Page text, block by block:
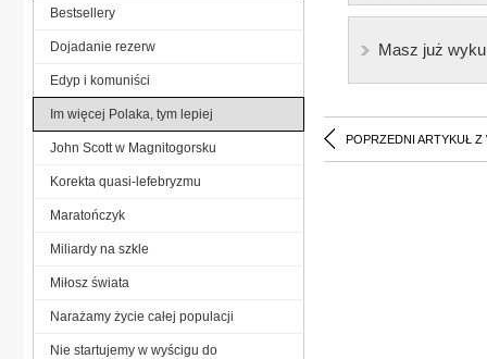
Masz już
POPRZEDNI ARTYKUŁ Z
Bestsellery
Dojadanie rezerw
Edyp i komuniści
Im więcej Polaka, tym lepiej
John Scott w Magnitogorsku
Korekta quasi-lefebryzmu
Maratończyk
Miliardy na szkle
Miłosz świata
Narażamy życie całej populacji
Nie startujemy w wyścigu do